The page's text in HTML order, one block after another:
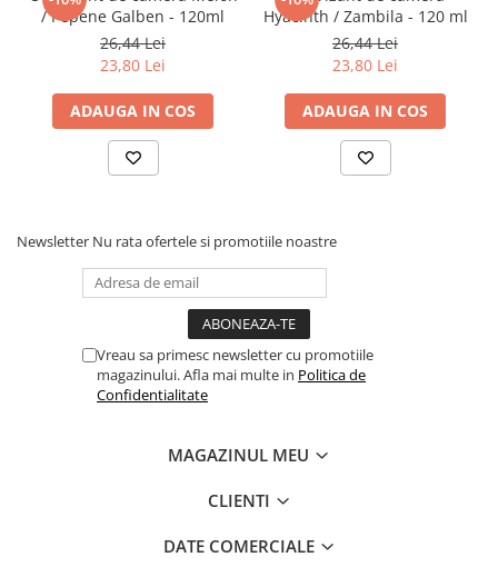
Articole Birotica
Accesorii Arhivare
Hartie si Accesorii
Instrumente de scris
Organizare si Arhivare
Arta
Caiete si Carnetele scolare
Coperti, Mape, Etichete
Ghiozdane si Penare scolare
Instrumente de scris
Instrumente si Truse Geometrie
/ Pepene Galben - 120ml
26,44 Lei
23,80 Lei
ADAUGA IN COS
Hyacinth / Zambila - 120 ml
26,44 Lei
23,80 Lei
ADAUGA IN COS
Newsletter Nu rata ofertele si promotiile noastre
Vreau sa primesc newsletter cu promotiile
magazinului. Afla mai multe in Politica de
Confidentialitate
MAGAZINUL MEU
CLIENTI
DATE COMERCIALE